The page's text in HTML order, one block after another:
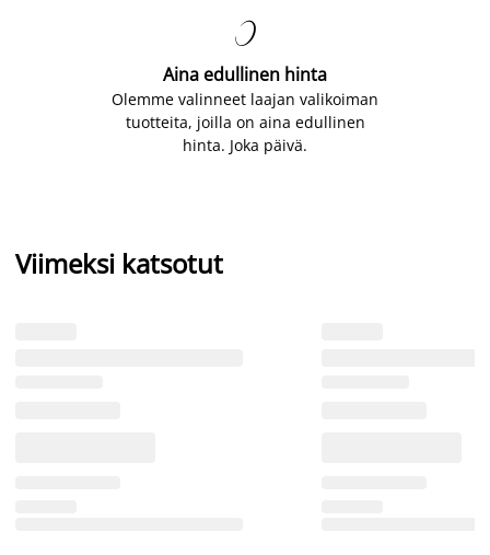

Aina edullinen hinta
Olemme valinneet laajan valikoiman
tuotteita, joilla on aina edullinen
hinta. Joka päivä.
Viimeksi katsotut